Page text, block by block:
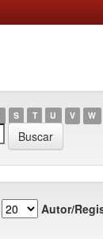
S T U V W
Autor/